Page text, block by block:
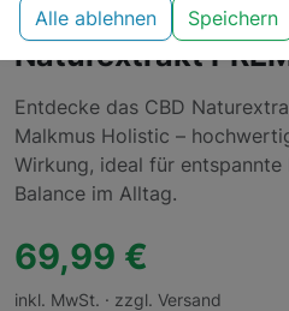
Malkmus Holistic
Naturextrakt
Entdecke das CBD
Malkmus Holistic –
Wirkung, ideal für
Balance im Alltag.
69,99 €
inkl. MwSt. · zzgl. Versand
Alle ablehnen Speichern